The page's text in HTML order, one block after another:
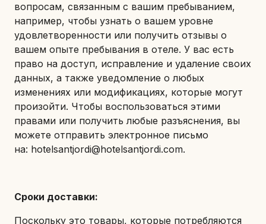
вопросам, связанным с вашим пребыванием,
например, чтобы узнать о вашем уровне
удовлетворенности или получить отзывы о
вашем опыте пребывания в отеле. У вас есть
право на доступ, исправление и удаление своих
данных, а также уведомление о любых
изменениях или модификациях, которые могут
произойти. Чтобы воспользоваться этими
правами или получить любые разъяснения, вы
можете отправить электронное письмо
на: hotelsantjordi@hotelsantjordi.com.
Сроки доставки:
Поскольку это товары, которые потребляются